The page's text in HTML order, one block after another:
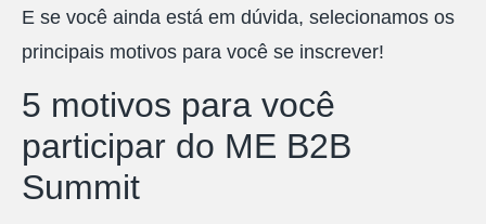
E se você ainda está em dúvida, selecionamos os
principais motivos para você se inscrever!
5 motivos para você
participar do ME B2B
Summit